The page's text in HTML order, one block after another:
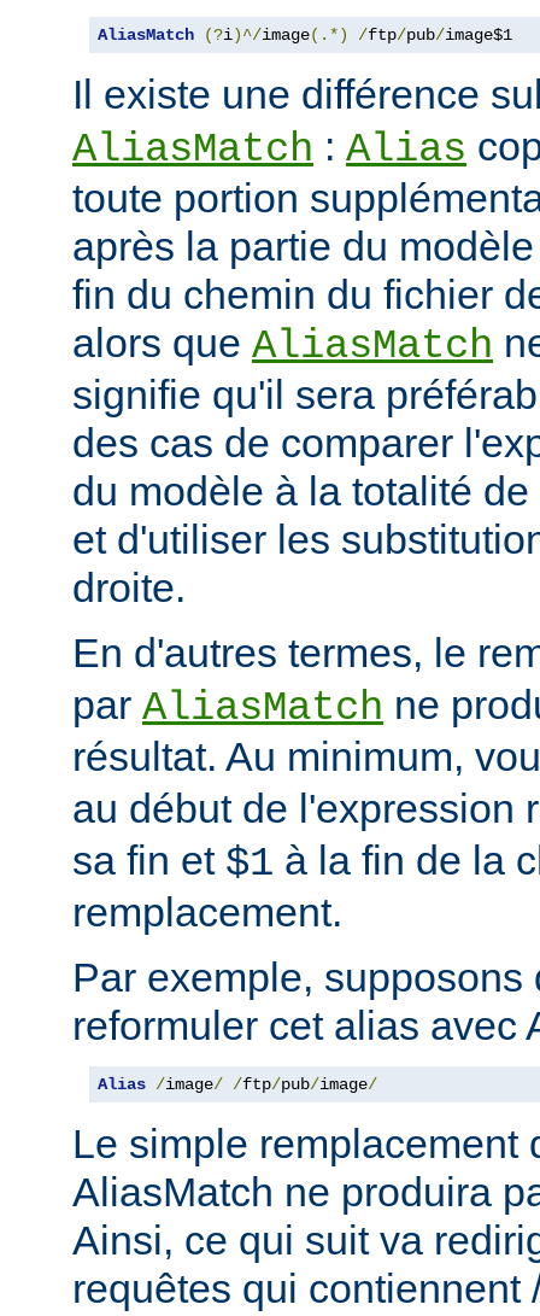
AliasMatch (?i)^/image(.*) /ftp/pub/image$1
Il existe une différence
AliasMatch : Alias
toute portion
après la partie du
fin du chemin du fichier
alors que AliasMatch
signifie qu'il sera
des cas de comparer
du modèle à la totalité
et d'utiliser les
droite.
En d'autres termes, le
par AliasMatch ne
résultat. Au minimum,
au début de l'expression
sa fin et $1 à la fin de la
remplacement.
Par exemple,
reformuler cet alias avec
Alias /image/ /ftp/pub/image/
Le simple remplacement
AliasMatch ne produira
Ainsi, ce qui suit va
requêtes qui contiennent